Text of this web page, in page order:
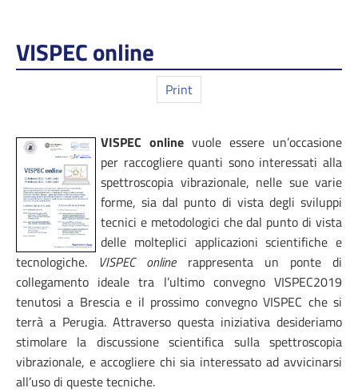
VISPEC online
Print
VISPEC online vuole essere un’occasione
per raccogliere quanti sono interessati alla
spettroscopia vibrazionale, nelle sue varie
forme, sia dal punto di vista degli sviluppi
tecnici e metodologici che dal punto di vista
delle molteplici applicazioni scientifiche e
tecnologiche.
VISPEC onlinerappresenta un ponte di
collegamento ideale tra l’ultimo convegno VISPEC2019
tenutosi a Brescia e il prossimo convegno VISPEC che si
terrà a Perugia. Attraverso questa iniziativa desideriamo
stimolare la discussione scientifica sulla spettroscopia
vibrazionale, e accogliere chi sia interessato ad avvicinarsi
all’uso di queste tecniche.